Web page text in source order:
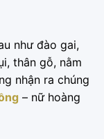
như đào gai,
thân gỗ, nằm
nhận ra chúng
– nữ hoàng